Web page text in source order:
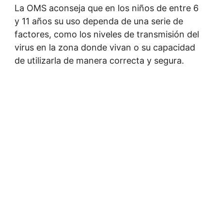
La OMS aconseja que en los niños de entre 6
y 11 años su uso dependa de una serie de
factores, como los niveles de transmisión del
virus en la zona donde vivan o su capacidad
de utilizarla de manera correcta y segura.